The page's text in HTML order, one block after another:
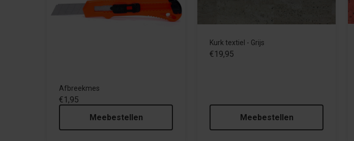
Afbreekmes
€1,95
Meebestellen
Kurk textiel - Grijs
€19,95
Meebestellen